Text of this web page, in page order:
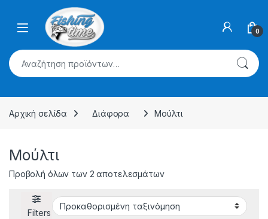
Skip to navigation
0
Αναζήτηση για:
Αρχική σελίδα Διάφορα Μούλτι
Μούλτι
Προβολή όλων των 2 αποτελεσμάτων
Filters